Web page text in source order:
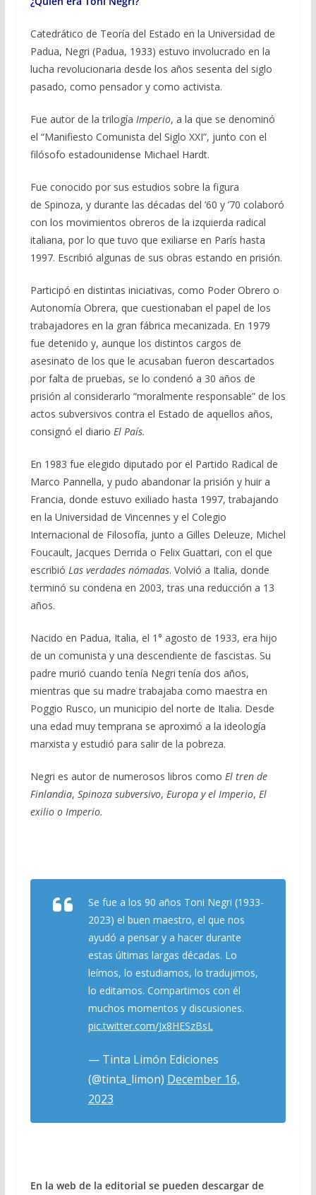
Catedrático de Teoría del Estado en la Universidad de
Padua, Negri (Padua, 1933) estuvo involucrado en la
lucha revolucionaria desde los años sesenta del siglo
pasado, como pensador y como activista.
Fue autor de la trilogía Imperio, a la que se denominó
el “Manifiesto Comunista del Siglo XXI”, junto con el
filósofo estadounidense Michael Hardt.
Fue conocido por sus estudios sobre la figura
de Spinoza, y durante las décadas del ’60 y ’70 colaboró
con los movimientos obreros de la izquierda radical
italiana, por lo que tuvo que exiliarse en París hasta
1997. Escribió algunas de sus obras estando en prisión.
Participó en distintas iniciativas, como Poder Obrero o
Autonomía Obrera, que cuestionaban el papel de los
trabajadores en la gran fábrica mecanizada. En 1979
fue detenido y, aunque los distintos cargos de
asesinato de los que le acusaban fueron descartados
por falta de pruebas, se lo condenó a 30 años de
prisión al considerarlo “moralmente responsable” de los
actos subversivos contra el Estado de aquellos años,
consignó el diario El País.
En 1983 fue elegido diputado por el Partido Radical de
Marco Pannella, y pudo abandonar la prisión y huir a
Francia, donde estuvo exiliado hasta 1997, trabajando
en la Universidad de Vincennes y el Colegio
Internacional de Filosofía, junto a Gilles Deleuze, Michel
Foucault, Jacques Derrida o Felix Guattari, con el que
escribió Las verdades nómadas. Volvió a Italia, donde
terminó su condena en 2003, tras una reducción a 13
años.
Nacido en Padua, Italia, el 1° agosto de 1933, era hijo
de un comunista y una descendiente de fascistas. Su
padre murió cuando tenía Negri tenía dos años,
mientras que su madre trabajaba como maestra en
Poggio Rusco, un municipio del norte de Italia. Desde
una edad muy temprana se aproximó a la ideología
marxista y estudió para salir de la pobreza.
Negri es autor de numerosos libros como El tren de
Finlandia, Spinoza subversivo, Europa y el Imperio, El
exilio o Imperio.
Se fue a los 90 años Toni Negri (1933-
2023) el buen maestro, el que nos
ayudó a pensar y a hacer durante
estas últimas largas décadas. Lo
leímos, lo estudiamos, lo tradujimos,
lo editamos. Compartimos con él
muchos momentos y discusiones.
pic.twitter.com/Jx8HESzBsL
— Tinta Limón Ediciones
(@tinta_limon) December 16,
2023
En la web de la editorial se pueden descargar de